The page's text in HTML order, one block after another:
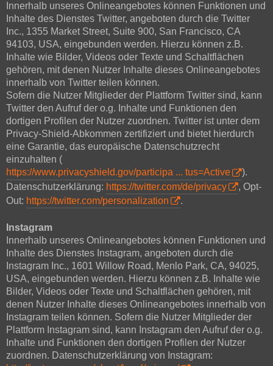
Innerhalb unseres Onlineangebotes können Funktionen und
Inhalte des Dienstes Twitter, angeboten durch die Twitter
Inc., 1355 Market Street, Suite 900, San Francisco, CA
94103, USA, eingebunden werden. Hierzu können z.B.
Inhalte wie Bilder, Videos oder Texte und Schaltflächen
gehören, mit denen Nutzer Inhalte dieses Onlineangebotes
innerhalb von Twitter teilen können.
Sofern die Nutzer Mitglieder der Plattform Twitter sind, kann
Twitter den Aufruf der o.g. Inhalte und Funktionen den
dortigen Profilen der Nutzer zuordnen. Twitter ist unter dem
Privacy-Shield-Abkommen zertifiziert und bietet hierdurch
eine Garantie, das europäische Datenschutzrecht
einzuhalten (
https://www.privacyshield.gov/participa ... tus=Active
).
Datenschutzerklärung: https://twitter.com/de/privacy
, Opt-
Out: https://twitter.com/personalization .
Instagram
Innerhalb unseres Onlineangebotes können Funktionen und
Inhalte des Dienstes Instagram, angeboten durch die
Instagram Inc., 1601 Willow Road, Menlo Park, CA, 94025,
USA, eingebunden werden. Hierzu können z.B. Inhalte wie
Bilder, Videos oder Texte und Schaltflächen gehören, mit
denen Nutzer Inhalte dieses Onlineangebotes innerhalb von
Instagram teilen können. Sofern die Nutzer Mitglieder der
Plattform Instagram sind, kann Instagram den Aufruf der o.g.
Inhalte und Funktionen den dortigen Profilen der Nutzer
zuordnen. Datenschutzerklärung von Instagram: